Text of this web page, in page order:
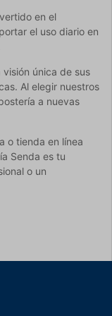
en el
el uso diario en
única de sus
Al elegir nuestros
a nuevas
o tienda en línea
Senda es tu
o un